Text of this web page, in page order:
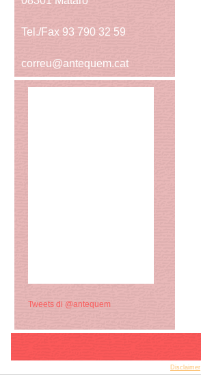
Tel./Fax 93 790 32 59
correu@antequem.cat
Tweets di @antequem
Disclaimer